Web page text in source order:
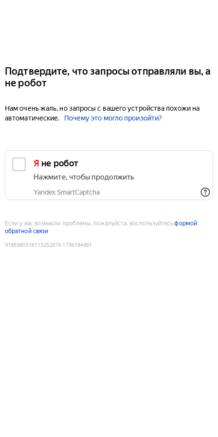
Подтвердите, что запросы отправляли вы, а
не робот
Нам очень жаль, но запросы с вашего устройства похожи на
автоматические.
Почему это могло произойти?
Я не робот
Нажмите, чтобы продолжить
Yandex SmartCaptcha
Если у вас возникли проблемы, пожалуйста, воспользуйтесьформой
обратной связи
9188380516113252874:1786184981